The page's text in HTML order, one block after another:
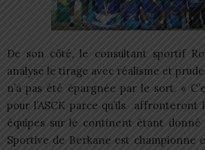
De son côté, le consultant sportif
analyse le tirage avec réalisme et
n’a pas été épargnée par le sort. «
pour l’ASCK parce qu’ils affronteront
équipes sur le continent étant donné
Sportive de Berkane est championne